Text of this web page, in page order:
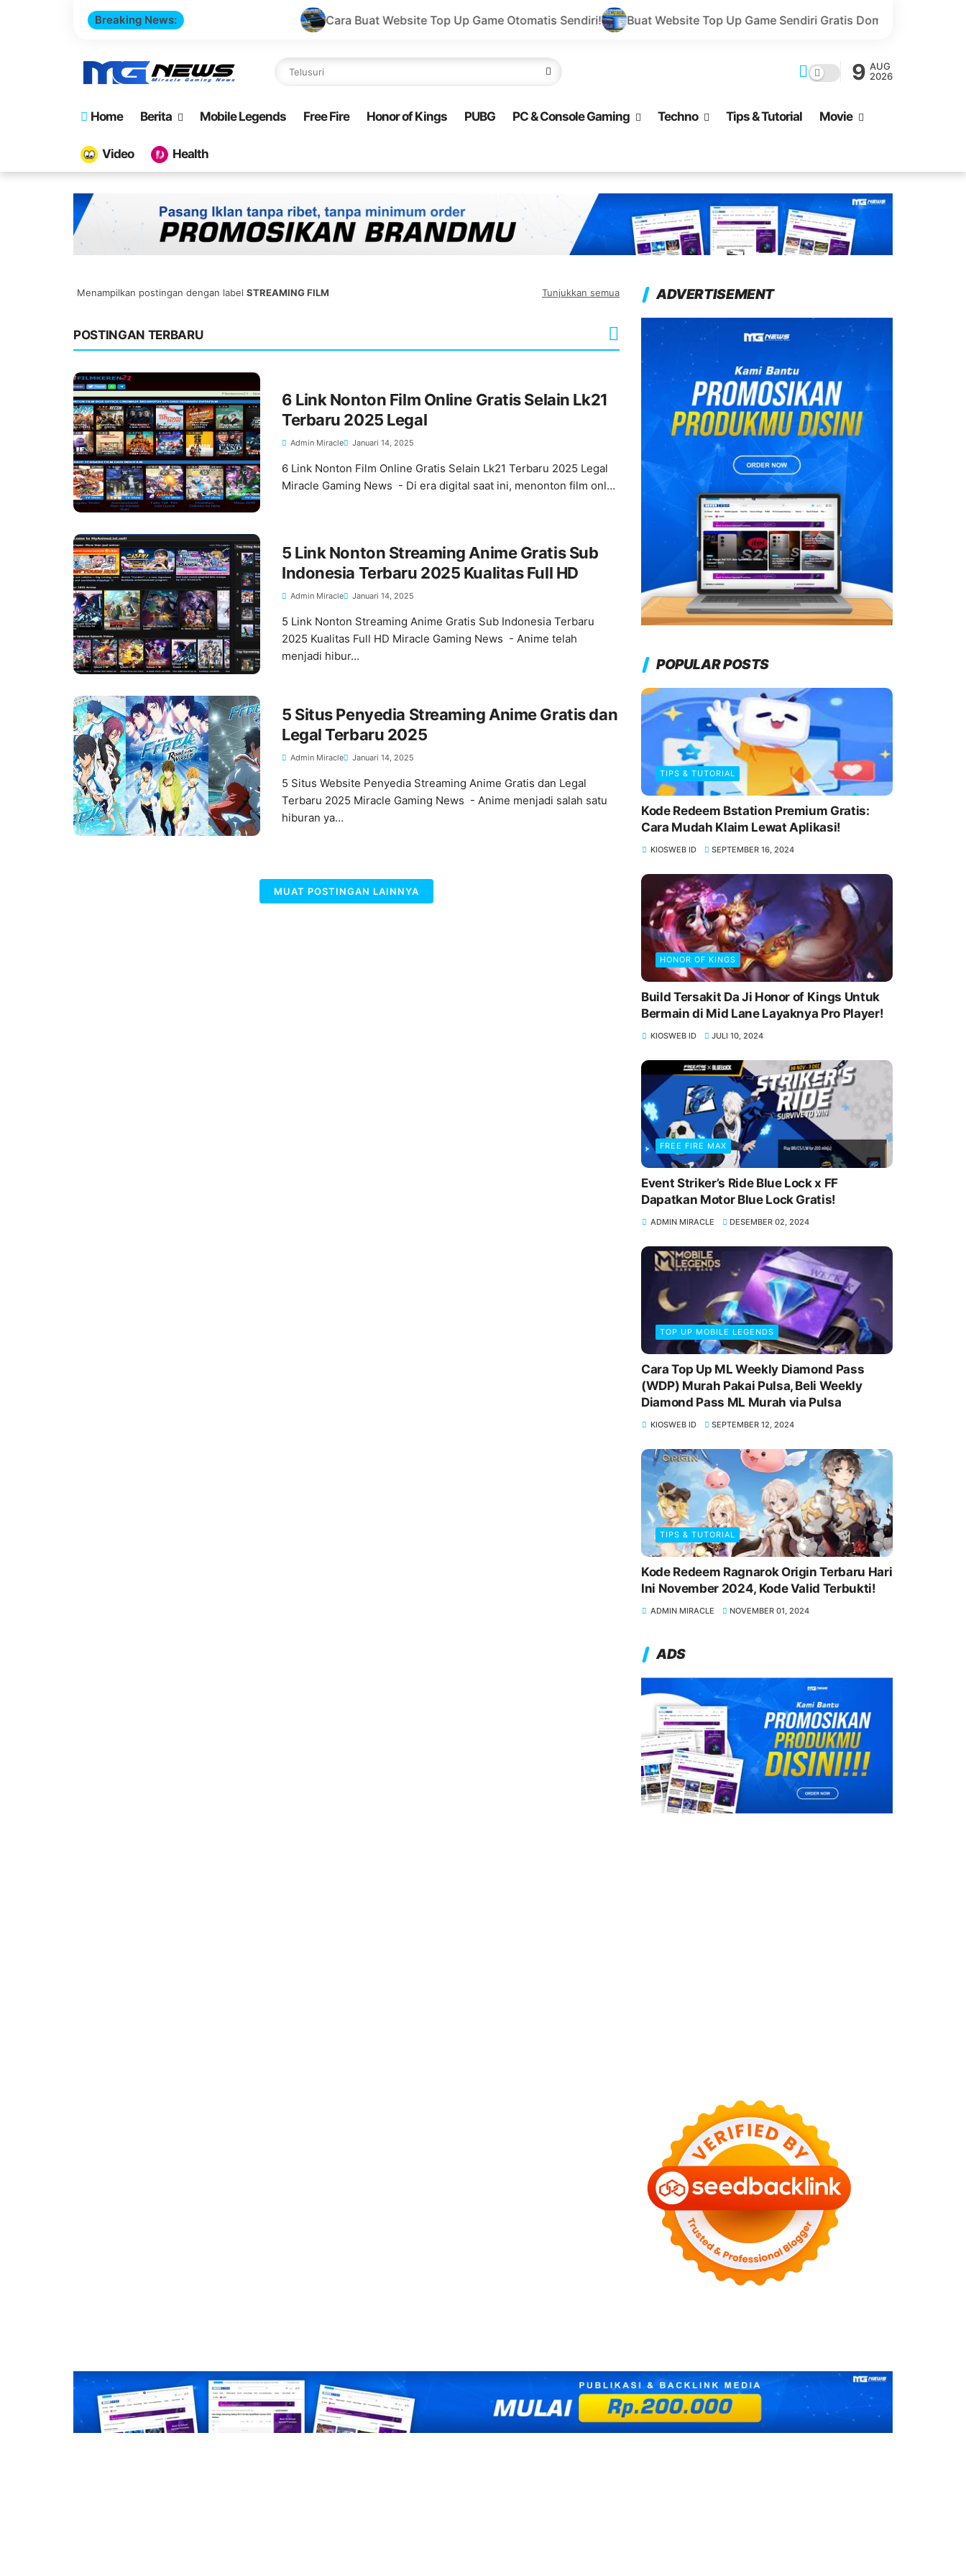
Breaking News: Cara Buat Website Top Up Game Otomatis Sendiri! Buat Website Top Up Game Sendiri Gratis Domain dan Harga Lebih Murah!
9 AUG
2026
Home Berita Mobile Legends Free Fire Honor of Kings PUBG PC & Console Gaming Techno Tips & Tutorial Movie
Video Health
Menampilkan postingan dengan label STREAMING FILM Tunjukkan semua
POSTINGAN TERBARU
6 Link Nonton Film Online Gratis Selain Lk21
Terbaru 2025 Legal
Admin Miracle Januari 14, 2025
6 Link Nonton Film Online Gratis Selain Lk21 Terbaru 2025 Legal
Miracle Gaming News - Di era digital saat ini, menonton film onl…
5 Link Nonton Streaming Anime Gratis Sub
Indonesia Terbaru 2025 Kualitas Full HD
Admin Miracle Januari 14, 2025
5 Link Nonton Streaming Anime Gratis Sub Indonesia Terbaru
2025 Kualitas Full HD Miracle Gaming News - Anime telah
menjadi hibur…
5 Situs Penyedia Streaming Anime Gratis dan
Legal Terbaru 2025
Admin Miracle Januari 14, 2025
5 Situs Website Penyedia Streaming Anime Gratis dan Legal
Terbaru 2025 Miracle Gaming News - Anime menjadi salah satu
hiburan ya…
MUAT POSTINGAN LAINNYA
ADVERTISEMENT
POPULAR POSTS
TIPS & TUTORIAL
Kode Redeem Bstation Premium Gratis:
Cara Mudah Klaim Lewat Aplikasi!
KIOSWEB ID SEPTEMBER 16, 2024
HONOR OF KINGS
Build Tersakit Da Ji Honor of Kings Untuk
Bermain di Mid Lane Layaknya Pro Player!
KIOSWEB ID JULI 10, 2024
FREE FIRE MAX
Event Striker’s Ride Blue Lock x FF
Dapatkan Motor Blue Lock Gratis!
ADMIN MIRACLE DESEMBER 02, 2024
TOP UP MOBILE LEGENDS
Cara Top Up ML Weekly Diamond Pass
(WDP) Murah Pakai Pulsa, Beli Weekly
Diamond Pass ML Murah via Pulsa
KIOSWEB ID SEPTEMBER 12, 2024
TIPS & TUTORIAL
Kode Redeem Ragnarok Origin Terbaru Hari
Ini November 2024, Kode Valid Terbukti!
ADMIN MIRACLE NOVEMBER 01, 2024
ADS